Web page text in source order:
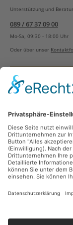
Unterstützung und
089 / 67 37 09 00
Mo-Sa, 09:30 - 18:00 Uhr
Oder über unser
Vertrag widerrufen
Zahlungsarten
Sicher Einkaufen
Ladengeschäft
Newsletter